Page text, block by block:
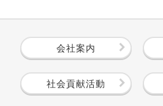
会社案内
社会貢献活動